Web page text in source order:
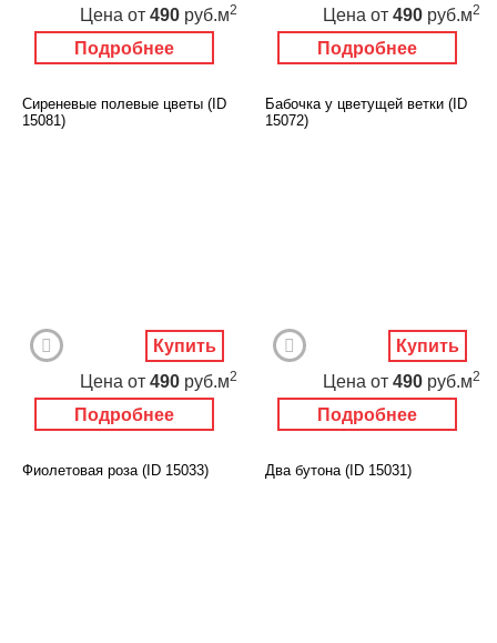
Подробнее
Цена от 490 руб.м2
Подробнее
Цена от 490 руб.м2
Сиреневые полевые цветы (ID
15081)
Подробнее
Цена от 490 руб.м2
Купить
Бабочка у цветущей ветки (ID
15072)
Подробнее
Цена от 490 руб.м2
Купить
Фиолетовая роза (ID 15033) Два бутона (ID 15031)